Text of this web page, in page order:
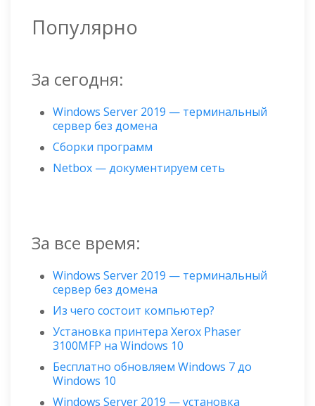
Популярно
За сегодня:
Windows Server 2019 — терминальный
сервер без домена
Сборки программ
Netbox — документируем сеть
За все время:
Windows Server 2019 — терминальный
сервер без домена
Из чего состоит компьютер?
Установка принтера Xerox Phaser
3100MFP на Windows 10
Бесплатно обновляем Windows 7 до
Windows 10
Windows Server 2019 — установка